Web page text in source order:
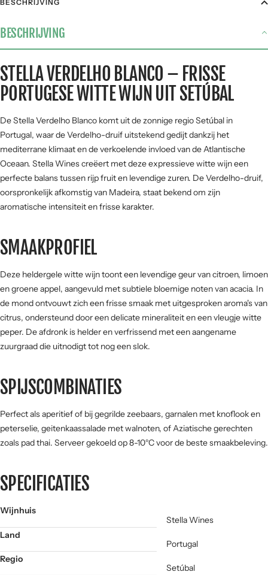
Stoofgerechten 1 / 5
Gerijpte kazen 3 / 5
Pasta
Vis &
zeevruchten
Zuur
Fruit
Tannine
Hout
Zoet
BESCHRIJVING
BESCHRIJVING
STELLA VERDELHO BLANCO – FRISSE
PORTUGESE WITTE WIJN UIT SETÚBAL
De Stella Verdelho Blanco komt uit de zonnige regio Setúbal in
Portugal, waar de Verdelho-druif uitstekend gedijt dankzij het
mediterrane klimaat en de verkoelende invloed van de Atlantische
Oceaan. Stella Wines creëert met deze expressieve witte wijn een
perfecte balans tussen rijp fruit en levendige zuren. De Verdelho-druif,
oorspronkelijk afkomstig van Madeira, staat bekend om zijn
aromatische intensiteit en frisse karakter.
SMAAKPROFIEL
Deze heldergele witte wijn toont een levendige geur van citroen, limoen
en groene appel, aangevuld met subtiele bloemige noten van acacia. In
de mond ontvouwt zich een frisse smaak met uitgesproken aroma's van
citrus, ondersteund door een delicate mineraliteit en een vleugje witte
peper. De afdronk is helder en verfrissend met een aangename
zuurgraad die uitnodigt tot nog een slok.
SPIJSCOMBINATIES
Perfect als aperitief of bij gegrilde zeebaars, garnalen met knoflook en
peterselie, geitenkaassalade met walnoten, of Aziatische gerechten
zoals pad thai. Serveer gekoeld op 8-10°C voor de beste smaakbeleving.
SPECIFICATIES
Wijnhuis
Stella Wines
Land
Portugal
Regio
Setúbal